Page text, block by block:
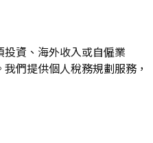
資、海外收入或自僱業
們提供個人稅務規劃服務，